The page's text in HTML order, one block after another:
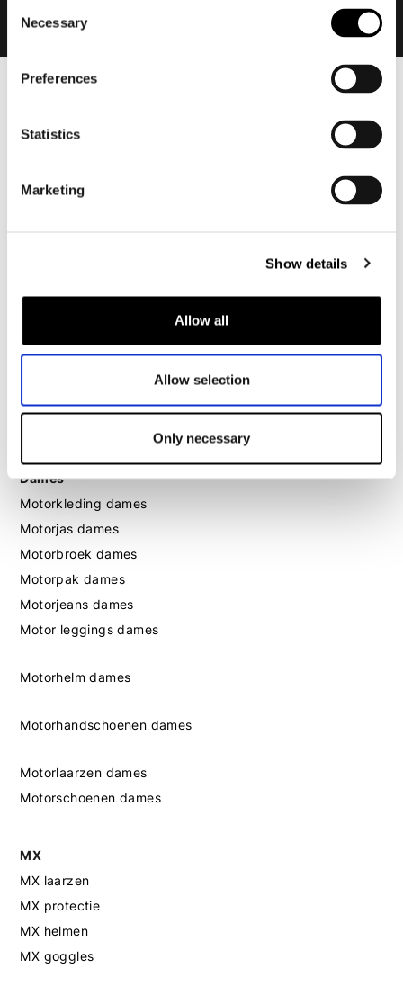
Selection
Necessary
Preferences
Statistics
Marketing
Show details
Allow all
Allow selection
Only necessary
Motorkleding heren
Motorpak heren
Motorhelm heren
Motorhandschoenen heren
Motorschoenen heren
Dames
Motorkleding dames
Motorjas dames
Motorbroek dames
Motorpak dames
Motorjeans dames
Motor leggings dames
Motorhelm dames
Motorhandschoenen dames
Motorlaarzen dames
Motorschoenen dames
MX
MX laarzen
MX protectie
MX helmen
MX goggles